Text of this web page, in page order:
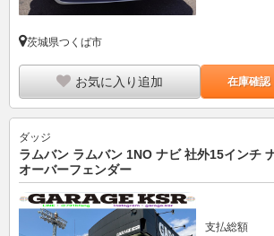
茨城県つくば市
お気に入り追加 在庫確認
ダッジ
ラムバン ラムバン 1NO ナビ 社外15インチ
オーバーフェンダー
支払総額